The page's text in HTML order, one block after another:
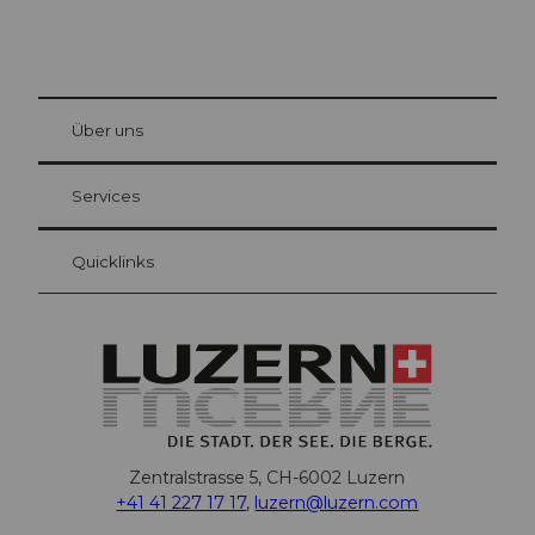
Gästekarte Luzern
Ihre Vorteile als Übernachtungsgast
at Bre
Über uns
Services
Quicklinks
Zentralstrasse 5, CH-6002 Luzern
+41 41 227 17 17, luzern@luzern.com